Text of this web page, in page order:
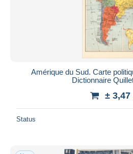
Amérique du Sud. Carte
Dictionnaire
± 3,47
Status